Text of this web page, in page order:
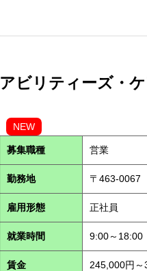
アビリティーズ・
NEW
募集職種 営業
勤務地 〒463-0067
雇用形態 正社員
就業時間 9:00～18:00
賃金
245,000円～